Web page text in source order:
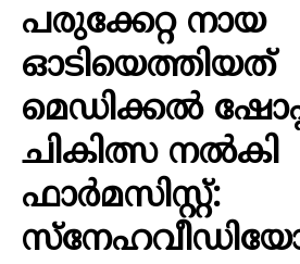
പരുക്കേറ്റ നായ
ഓടിയെത്തിയത്
മെഡിക്കല്‍
ചികിത്സ നല്‍കി
ഫാര്‍മസിസ്റ്റ്: